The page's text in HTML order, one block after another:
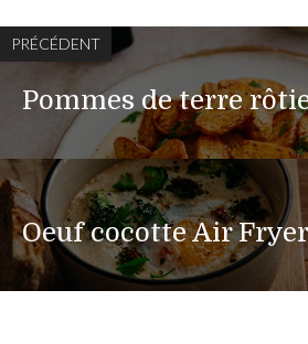
PRÉCÉDENT
Pommes de terre
Oeuf cocotte Air Fryer